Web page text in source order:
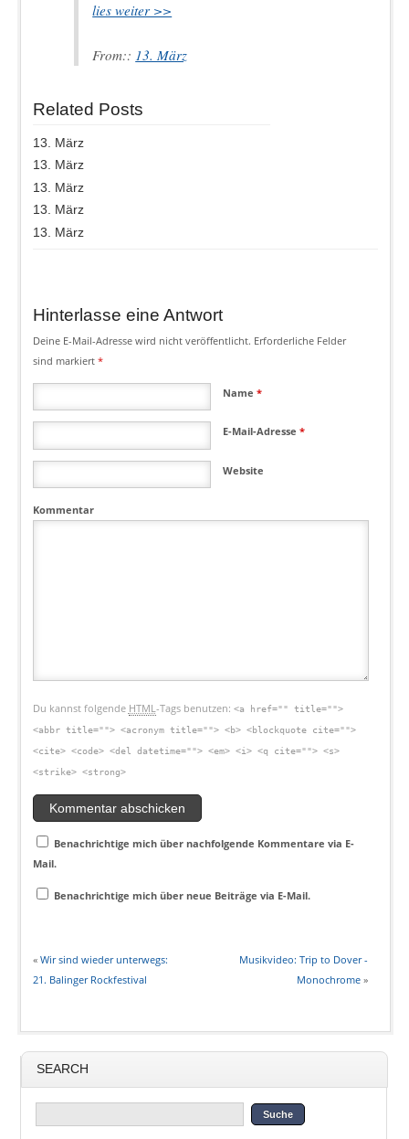
lies weiter >>
From:: 13. März
Related Posts
13. März
13. März
13. März
13. März
13. März
Hinterlasse eine Antwort
Deine E-Mail-Adresse wird nicht veröffentlicht. Erforderliche Felder
sind markiert *
Name*
E-Mail-Adresse*
Website
Kommentar
Du kannst folgende HTML-Tags benutzen: <a href="" title="">
<abbr title=""> <acronym title=""> <b> <blockquote cite="">
<cite> <code> <del datetime=""> <em> <i> <q cite=""> <s>
<strike> <strong>
Benachrichtige mich über nachfolgende Kommentare via E-
Mail.
Benachrichtige mich über neue Beiträge via E-Mail.
« Wir sind wieder unterwegs:
21. Balinger Rockfestival
Musikvideo: Trip to Dover -
Monochrome »
SEARCH